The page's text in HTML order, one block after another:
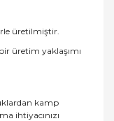
üretilmiştir.
üretim yaklaşımı
kamp
ihtiyacınızı